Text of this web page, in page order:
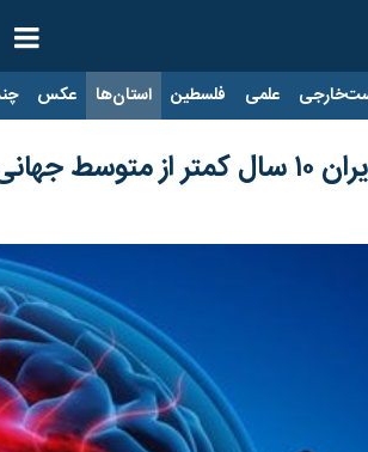
علمی فلسطین استان‌ها عکس
جهانی